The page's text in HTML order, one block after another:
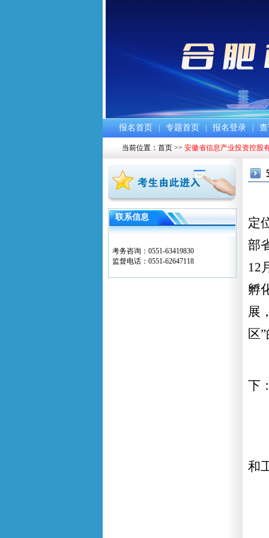
报名首页 专题首页 报名登录
当前位置： 首页 >> 安徽省信息产业投资控股
联系信息
考务咨询：0551-63419830
监督电话：0551-62647118
定
部
12
孵
展
区”
下
和